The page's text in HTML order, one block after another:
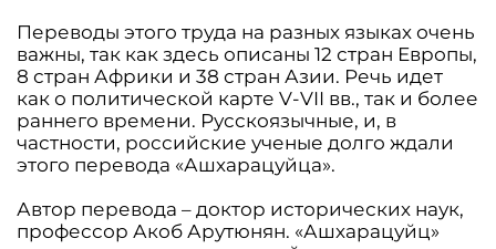
Переводы этого труда на разных языках очень
важны, так как здесь описаны 12 стран Европы,
8 стран Африки и 38 стран Азии. Речь идет
как о политической карте V-VII вв., так и более
раннего времени. Русскоязычные, и, в
частности, российские ученые долго ждали
этого перевода «Ашхарацуйца».
Автор перевода – доктор исторических наук,
профессор Акоб Арутюнян. «Ашхарацуйц»